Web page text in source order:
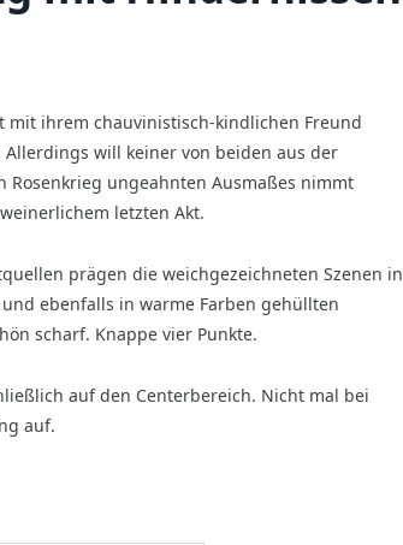
mit ihrem chauvinistisch-kindlichen Freund
Allerdings will keiner von beiden aus der
Rosenkrieg ungeahnten Ausmaßes nimmt
letzten Akt.
prägen die weichgezeichneten Szenen in
ebenfalls in warme Farben gehüllten
scharf. Knappe vier Punkte.
auf den Centerbereich. Nicht mal bei
auf.